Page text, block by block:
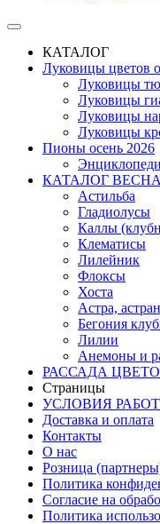
КАТАЛОГ
Луковицы цветов
Луковицы
Луковицы
Луковицы
Луковицы
Пионы осень 2026
КАТАЛОГ ВЕСНА
Астильба
Гладиолусы
Каллы
Клематисы
Лилейник
Флоксы
Хоста
Астра,
Бегония
Лилии
Анемоны и
РАССАДА
Страницы
УСЛОВИЯ
Доставка и оплата
Контакты
О наc
Розница
Политика
Согласие на
Политика